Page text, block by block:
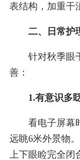
表结构，加重干
二、日常护
针对秋季眼
善：
1.有意识多
看电子屏幕
远眺6米外景物
上下眼睑完全闭